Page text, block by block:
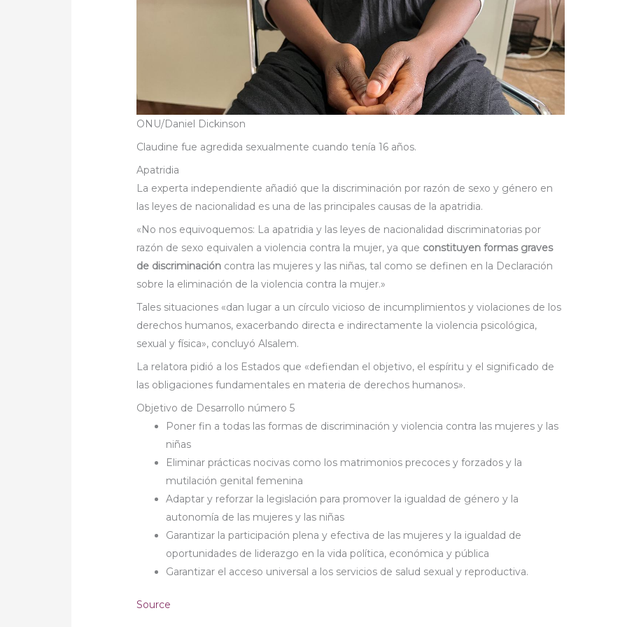
ONU/Daniel Dickinson
Claudine fue agredida sexualmente cuando tenía 16 años.
Apatridia
La experta independiente añadió que la discriminación por razón de sexo y género en
las leyes de nacionalidad es una de las principales causas de la apatridia.
«No nos equivoquemos: La apatridia y las leyes de nacionalidad discriminatorias por
razón de sexo equivalen a violencia contra la mujer, ya que constituyen formas graves
de discriminación contra las mujeres y las niñas, tal como se definen en la Declaración
sobre la eliminación de la violencia contra la mujer.»
Tales situaciones «dan lugar a un círculo vicioso de incumplimientos y violaciones de los
derechos humanos, exacerbando directa e indirectamente la violencia psicológica,
sexual y física», concluyó Alsalem.
La relatora pidió a los Estados que «defiendan el objetivo, el espíritu y el significado de
las obligaciones fundamentales en materia de derechos humanos».
Objetivo de Desarrollo número 5
Poner fin a todas las formas de discriminación y violencia contra las mujeres y las
niñas
Eliminar prácticas nocivas como los matrimonios precoces y forzados y la
mutilación genital femenina
Adaptar y reforzar la legislación para promover la igualdad de género y la
autonomía de las mujeres y las niñas
Garantizar la participación plena y efectiva de las mujeres y la igualdad de
oportunidades de liderazgo en la vida política, económica y pública
Garantizar el acceso universal a los servicios de salud sexual y reproductiva.
Source